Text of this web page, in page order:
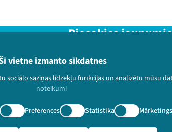
vietne izmanto sīkdatnes
saziņas līdzekļu funkcijas un analizētu mūsu
noteikumi
Preferences Statistika Mārketings
Piesakies
Nepalaid garām aktuālāko